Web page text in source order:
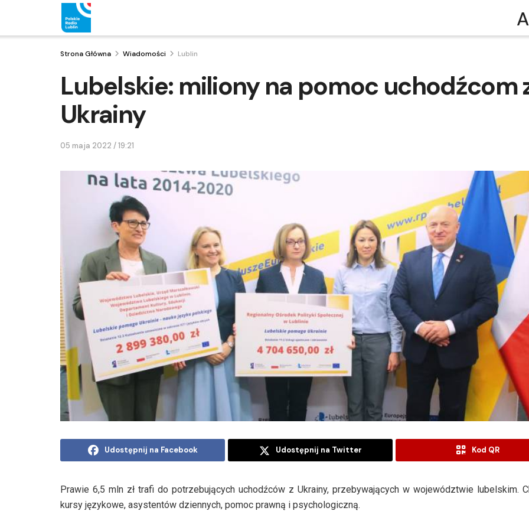
Strona Główna Wiadomości Lublin
Lubelskie: miliony na pomoc uchodźcom
Ukrainy
05 maja 2022 / 19:21
Udostępnij na Facebook Udostępnij na Twitter Kod QR
Prawie 6,5 mln zł trafi do potrzebujących uchodźców z Ukrainy, przebywających w województwie lubelskim.
kursy językowe, asystentów dziennych, pomoc prawną i psychologiczną.